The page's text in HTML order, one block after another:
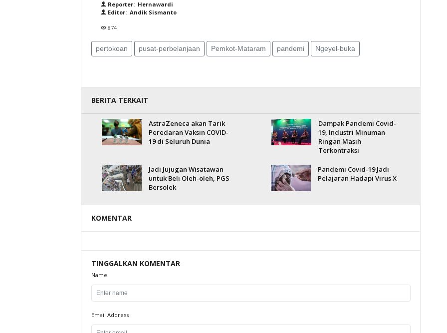
Reporter: Hernawardi
Editor: Andik Sismanto
874
pertokoan pusat-perbelanjaan Pemkot-Mataram pandemi Ngeyel-buka
BERITA TERKAIT
AstraZeneca akan Tarik
Peredaran Vaksin COVID-
19 di Seluruh Dunia
Dampak Pandemi Covid-
19, Industri Minuman
Ringan Masih
Terkontraksi
Jadi Jujugan Wisatawan
untuk Beli Oleh-oleh, PGS
Bersolek
Pandemi Covid-19 Jadi
Pelajaran Hadapi Virus X
KOMENTAR
TINGGALKAN KOMENTAR
Name
Email Address